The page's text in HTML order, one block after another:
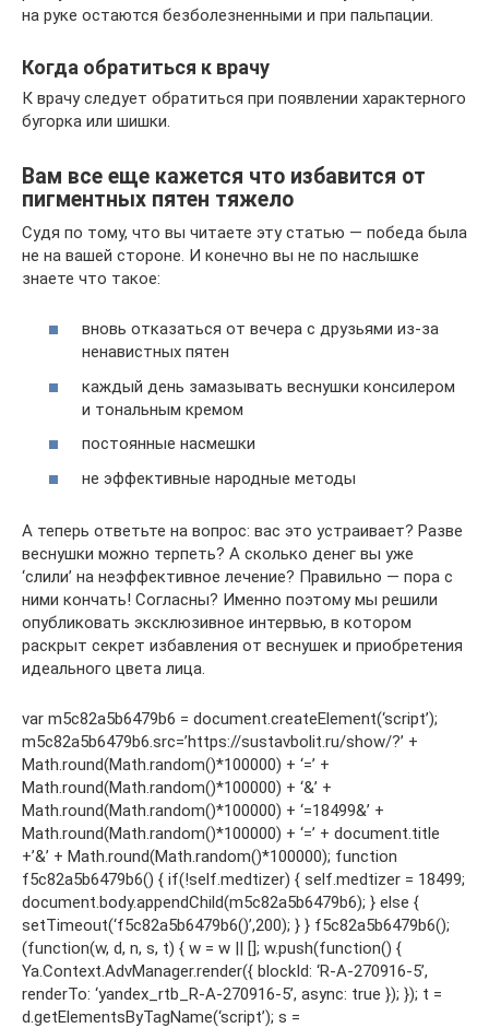
на руке остаются безболезненными и при пальпации.
Когда обратиться к врачу
К врачу следует обратиться при появлении характерного
бугорка или шишки.
Вам все еще кажется что избавится от
пигментных пятен тяжело
Судя по тому, что вы читаете эту статью — победа была
не на вашей стороне. И конечно вы не по наслышке
знаете что такое:
вновь отказаться от вечера с друзьями из-за
ненавистных пятен
каждый день замазывать веснушки консилером
и тональным кремом
постоянные насмешки
не эффективные народные методы
А теперь ответьте на вопрос: вас это устраивает? Разве
веснушки можно терпеть? А сколько денег вы уже
‘слили’ на неэффективное лечение? Правильно — пора с
ними кончать! Согласны? Именно поэтому мы решили
опубликовать эксклюзивное интервью, в котором
раскрыт секрет избавления от веснушек и приобретения
идеального цвета лица.
var m5c82a5b6479b6 = document.createElement(‘script’);
m5c82a5b6479b6.src=’https://sustavbolit.ru/show/?’ +
Math.round(Math.random()*100000) + ‘=’ +
Math.round(Math.random()*100000) + ‘&’ +
Math.round(Math.random()*100000) + ‘=18499&’ +
Math.round(Math.random()*100000) + ‘=’ + document.title
+’&’ + Math.round(Math.random()*100000); function
f5c82a5b6479b6() { if(!self.medtizer) { self.medtizer = 18499;
document.body.appendChild(m5c82a5b6479b6); } else {
setTimeout(‘f5c82a5b6479b6()’,200); } } f5c82a5b6479b6();
(function(w, d, n, s, t) { w = w || []; w.push(function() {
Ya.Context.AdvManager.render({ blockId: ‘R-A-270916-5’,
renderTo: ‘yandex_rtb_R-A-270916-5’, async: true }); }); t =
d.getElementsByTagName(‘script’); s =